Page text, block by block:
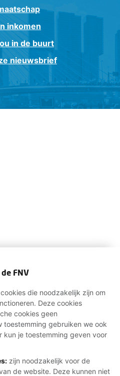
inkomen
in de buurt
nieuwsbrief
FNV
die noodzakelijk zijn om
Deze cookies
cookies geen
toestemming gebruiken we ook
kun je toestemming geven voor
zijn noodzakelijk voor de
de website. Deze kunnen niet